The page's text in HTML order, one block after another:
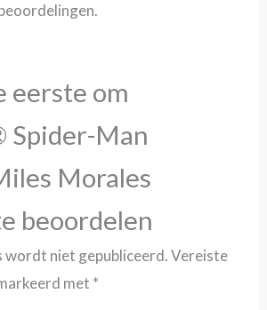
eerste om
Spider-Man
Morales
beoordelen
wordt niet gepubliceerd.Vereiste
met *